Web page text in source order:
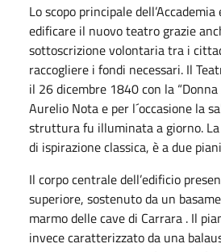
Lo scopo principale
edificare il nuovo teatro grazie
sottoscrizione volontaria tra i
raccogliere i fondi necessari. Il
il 26 dicembre 1840 con la “Donna
Aurelio Nota e per l´occasione la
struttura fu illuminata a giorno. La
di ispirazione classica, è a due
Il corpo centrale dell’edificio
superiore, sostenuto da un
marmo delle cave di Carrara . Il
invece caratterizzato da una